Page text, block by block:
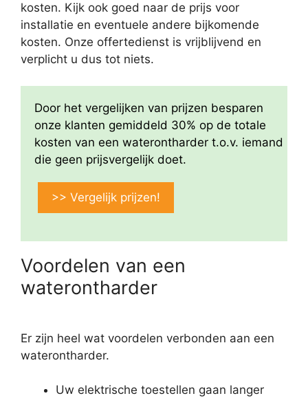
kosten. Kijk ook goed naar de prijs voor
installatie en eventuele andere bijkomende
kosten. Onze offertedienst is vrijblijvend en
verplicht u dus tot niets.
Door het vergelijken van prijzen besparen
onze klanten gemiddeld 30% op de totale
kosten van een waterontharder t.o.v. iemand
die geen prijsvergelijk doet.
>> Vergelijk prijzen!
Voordelen van een
waterontharder
Er zijn heel wat voordelen verbonden aan een
waterontharder.
Uw elektrische toestellen gaan langer